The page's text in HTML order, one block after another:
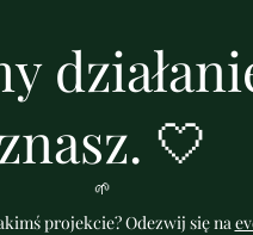
znasz. 🤍
🌱
projekcie? Odezwij się na